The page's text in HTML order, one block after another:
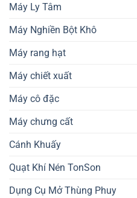
Máy Ly Tâm
Máy Nghiền Bột Khô
Máy rang hạt
Máy chiết xuất
Máy cô đặc
Máy chưng cất
Cánh Khuấy
Quạt Khí Nén TonSon
Dụng Cụ Mở Thùng Phuy